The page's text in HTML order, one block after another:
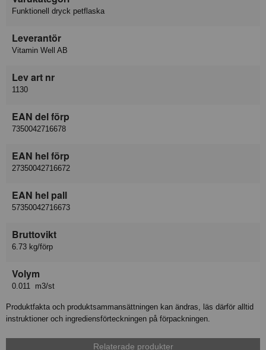
Funktionell dryck petflaska
Leverantör
Vitamin Well AB
Lev art nr
1130
EAN del förp
7350042716678
EAN hel förp
27350042716672
EAN hel pall
57350042716673
Bruttovikt
6.73 kg/förp
Volym
0.011 m3/st
Produktfakta och produktsammansättningen kan ändras, läs därför alltid
instruktioner och ingrediensförteckningen på förpackningen.
Relaterade produkter